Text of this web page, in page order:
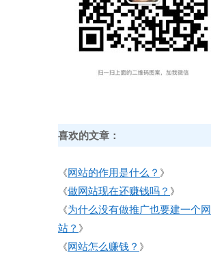
喜欢的文章：
《网站的作用是什么？ 》
《做网站现在还赚钱吗？ 》
《为什么没有做推广也要建一个网
站？ 》
《网站怎么赚钱？ 》